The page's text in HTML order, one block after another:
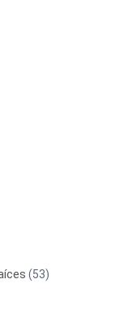
(53)